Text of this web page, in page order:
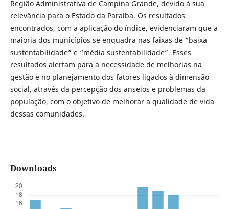
Região Administrativa de Campina Grande, devido à sua
relevância para o Estado da Paraíba. Os resultados
encontrados, com a aplicação do índice, evidenciaram que a
maioria dos municípios se enquadra nas faixas de “baixa
sustentabilidade” e “média sustentabilidade”. Esses
resultados alertam para a necessidade de melhorias na
gestão e no planejamento dos fatores ligados à dimensão
social, através da percepção dos anseios e problemas da
população, com o objetivo de melhorar a qualidade de vida
dessas comunidades.
Downloads